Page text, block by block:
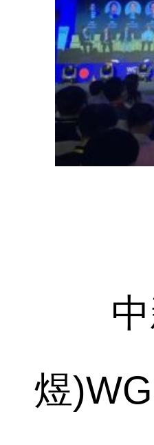
中新
煜